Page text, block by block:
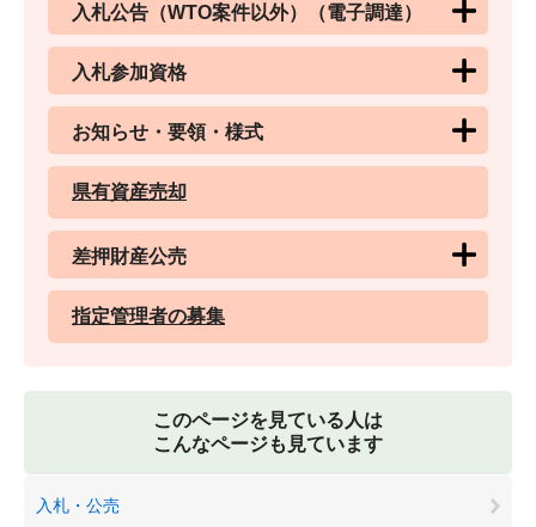
入札公告（WTO案件以外）（電子調達）
入札参加資格
お知らせ・要領・様式
県有資産売却
差押財産公売
指定管理者の募集
このページを見ている人は
こんなページも見ています
入札・公売